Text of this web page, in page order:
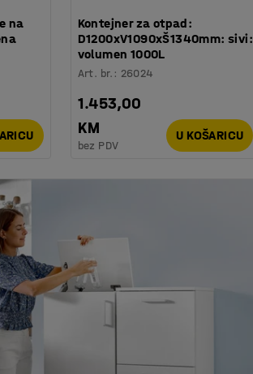
na
Kontejner za otpad:
D1200xV1090xŠ1340mm: sivi:
volumen 1000L
Art. br. : 26024
1.453,00
KM
bez PDV
U KOŠARICU